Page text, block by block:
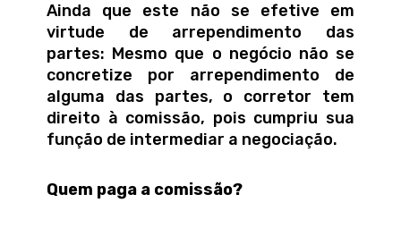
Ainda que este não se efetive em
virtude de arrependimento das
partes: Mesmo que o negócio não se
concretize por arrependimento de
alguma das partes, o corretor tem
direito à comissão, pois cumpriu sua
função de intermediar a negociação.
Quem paga a comissão?